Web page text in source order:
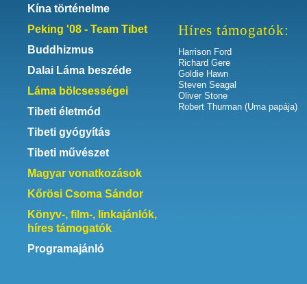
Kína történelme
Peking '08 - Team Tibet
Buddhizmus
Dalai Láma beszéde
Láma bölcsességei
Tibeti életmód
Tibeti gyógyítás
Tibeti művészet
Magyar vonatkozások
Kőrösi Csoma Sándor
Könyv-, film-, linkajánlók,
híres támogatók
Programajánló
Híres támogatók:
Harrison Ford
Richard Gere
Goldie Hawn
Steven Seagal
Oliver Stone
Robert Thurman (Uma papája)